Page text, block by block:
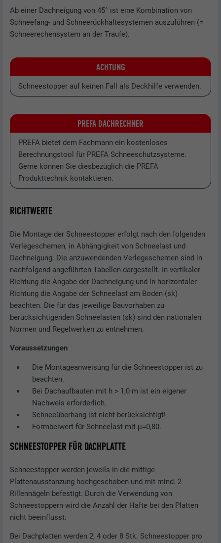
Ab einer Dachneigung von 45° ist eine Kombination von
Schneefang- und Schneerückhaltesystemen auszuführen (=
Schneerechensystem an der Traufe).
ACHTUNG
Schneestopper auf keinen Fall als Deckhilfe verwenden.
PREFA DACHRECHNER
PREFA bietet dem Fachmann ein kostenloses
Berechnungstool für PREFA Schneeschutzsysteme.
Gerne können Sie diesbezüglich die PREFA
Produkttechnik kontaktieren.
RICHTWERTE
Die Montage der Schneestopper erfolgt nach den folgenden
Verlegeschemen, in Abhängigkeit von Schneelast und
Dachneigung. Die anzuwendenden Verlegeschemen sind in
nachfolgend angeführten Tabellen dargestellt. In vertikaler
Richtung die Angabe der Dachneigung und in horizontaler
Richtung die Angabe der Schneelast am Boden (sk)
beachten. Die für das jeweilige Bauvorhaben zu
berücksichtigenden Schneelasten (sk) sind den nationalen
Normen und Regelwerken zu entnehmen.
Voraussetzungen
Die Montageanweisung für die Schneestopper ist zu
beachten.
Bei Dachaufbauten mit h > 1,0 m ist ein eigener
Nachweis erforderlich.
Schneeüberhang ist nicht berücksichtigt!
Formbeiwert für Schneelast mit μ=0,80.
SCHNEESTOPPER FÜR DACHPLATTE
Schneestopper werden jeweils in die mittige
Plattenausstanzung hochgeschoben und mit mind. 2
Rillennägeln befestigt. Durch die Verwendung von
Schneestoppern wird die Anzahl der Hafte bei den Platten
nicht beeinflusst.
Bei Dachplatten werden 2, 4 oder 8 Stk. Schneestopper pro